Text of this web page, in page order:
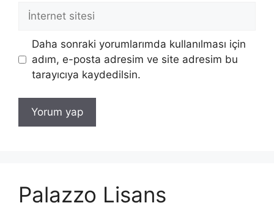
İnternet
sitesi
Daha sonraki yorumlarımda kullanılması için
adım, e-posta adresim ve site adresim bu
tarayıcıya kaydedilsin.
Palazzo Lisans